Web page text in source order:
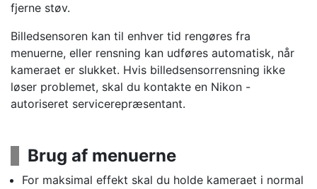
fjerne støv.
Billedsensoren kan til enhver tid rengøres fra
menuerne, eller rensning kan udføres automatisk, når
kameraet er slukket. Hvis billedsensorrensning ikke
løser problemet, skal du kontakte en Nikon -
autoriseret servicerepræsentant.
Brug af menuerne
For maksimal effekt skal du holde kameraet i normal